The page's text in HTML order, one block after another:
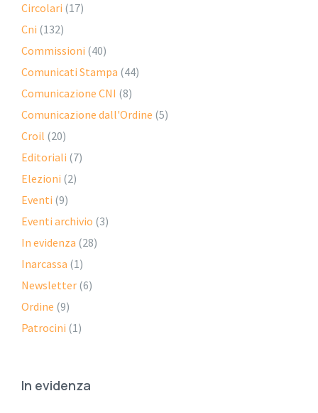
Circolari (17)
Cni (132)
Commissioni (40)
Comunicati Stampa (44)
Comunicazione CNI (8)
Comunicazione dall'Ordine (5)
Croil (20)
Editoriali (7)
Elezioni (2)
Eventi (9)
Eventi archivio (3)
In evidenza (28)
Inarcassa (1)
Newsletter (6)
Ordine (9)
Patrocini (1)
In evidenza